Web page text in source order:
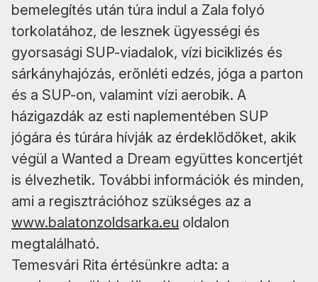
bemelegítés után túra indul a Zala folyó
torkolatához, de lesznek ügyességi és
gyorsasági SUP-viadalok, vízi biciklizés és
sárkányhajózás, erőnléti edzés, jóga a parton
és a SUP-on, valamint vízi aerobik. A
házigazdák az esti naplementében SUP
jógára és túrára hívják az érdeklődőket, akik
végül a Wanted a Dream együttes koncertjét
is élvezhetik. További információk és minden,
ami a regisztrációhoz szükséges az a
www.balatonzoldsarka.eu oldalon
megtalálható.
Temesvári Rita értésünkre adta: a